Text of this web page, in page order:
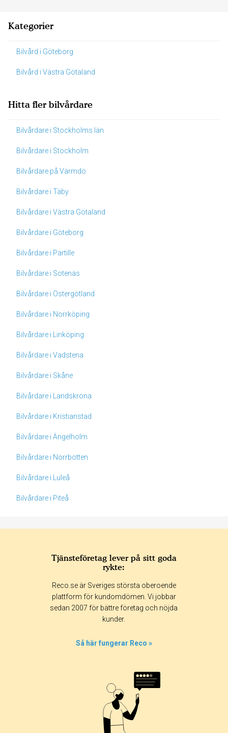
Kategorier
Bilvård i Göteborg
Bilvård i Västra Götaland
Hitta fler bilvårdare
Bilvårdare i Stockholms län
Bilvårdare i Stockholm
Bilvårdare på Värmdö
Bilvårdare i Täby
Bilvårdare i Västra Götaland
Bilvårdare i Göteborg
Bilvårdare i Partille
Bilvårdare i Sotenäs
Bilvårdare i Östergötland
Bilvårdare i Norrköping
Bilvårdare i Linköping
Bilvårdare i Vadstena
Bilvårdare i Skåne
Bilvårdare i Landskrona
Bilvårdare i Kristianstad
Bilvårdare i Ängelholm
Bilvårdare i Norrbotten
Bilvårdare i Luleå
Bilvårdare i Piteå
365 dagar 90 dagar
30 dagar
Tjänsteföretag lever på sitt goda
rykte:
Reco.se är Sveriges största oberoende
plattform för kundomdömen. Vi jobbar
sedan 2007 för bättre företag och nöjda
kunder.
Så här fungerar Reco »